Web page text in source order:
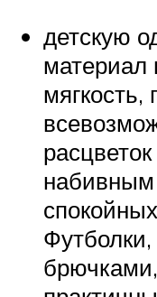
детскую
материал
мягкость,
набивным